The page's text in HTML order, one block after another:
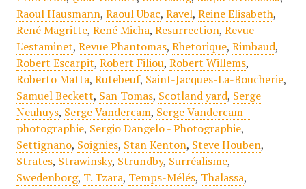
Raoul Hausmann, Raoul Ubac, Ravel, Reine Elisabeth,
René Magritte, René Micha, Resurrection, Revue
L'estaminet, Revue Phantomas, Rhetorique, Rimbaud,
Robert Escarpit, Robert Filiou, Robert Willems,
Roberto Matta, Rutebeuf, Saint-Jacques-La-Boucherie,
Samuel Beckett, San Tomas, Scotland yard, Serge
Neuhuys, Serge Vandercam, Serge Vandercam -
photographie, Sergio Dangelo - Photographie,
Settignano, Soignies, Stan Kenton, Steve Houben,
Strates, Strawinsky, Strundby, Surréalisme,
Swedenborg, T. Tzara, Temps-Mélés, Thalassa,